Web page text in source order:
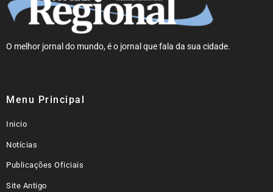
O melhor jornal do mundo, é o jornal que fala da sua cidade.
Menu Principal
Inicio
Notícias
Publicações Oficiais
Site Antigo